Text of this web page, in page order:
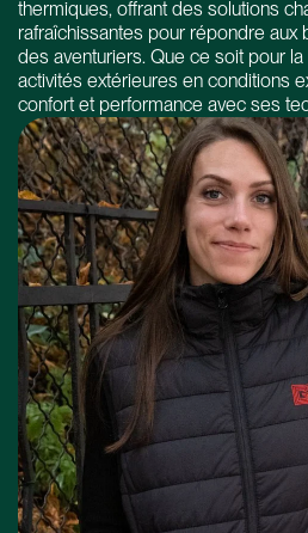
thermiques, offrant des solutions
rafraîchissantes pour répondre
des aventuriers. Que ce soit pour
activités extérieures en conditions
confort et performance avec ses